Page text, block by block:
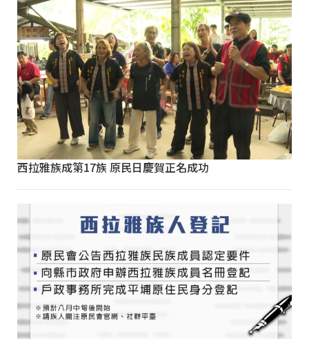
西拉雅族成第17族 原民日慶賀正名成功